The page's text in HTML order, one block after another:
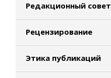
Редакционный совет
Рецензирование
Этика публикаций